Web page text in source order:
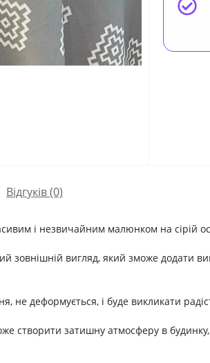
Відгуків (0)
і незвичайним малюнком на сірій
зовнішній вигляд, який зможе додати
не деформується, і буде викликати
створити затишну атмосферу в